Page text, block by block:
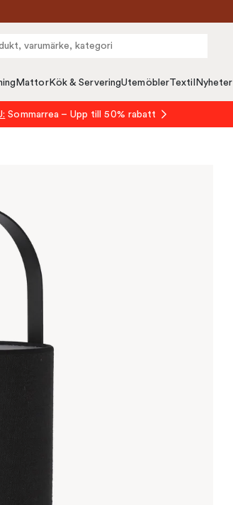
MattorKök & ServeringUtemöblerTextil Nyheter
Sommarrea – Upp till 50% rabatt